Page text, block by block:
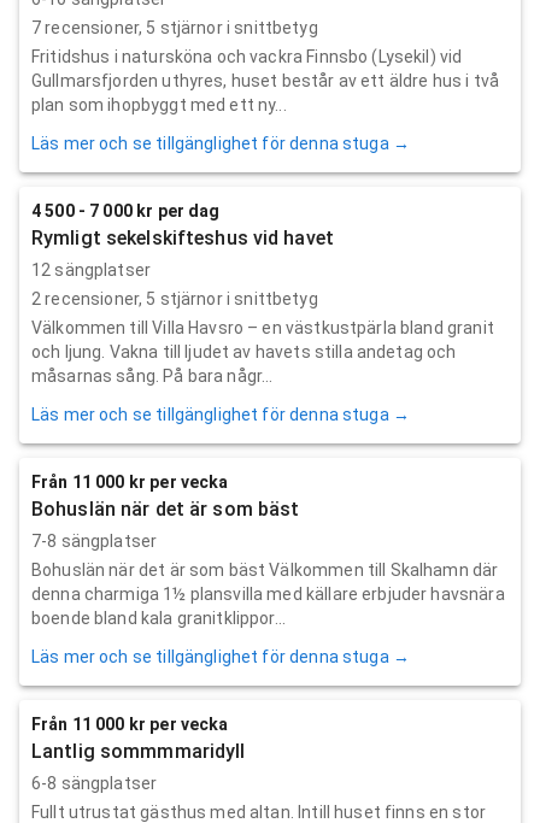
7recensioner, 5 stjärnor i snittbetyg
Fritidshus i natursköna och vackra Finnsbo (Lysekil) vid
Gullmarsfjorden uthyres, huset består av ett äldre hus i två
plan som ihopbyggt med ett ny...
Läs mer och se tillgänglighet för denna stuga →
4 500 - 7 000 kr per dag
Rymligt sekelskifteshus vid havet
12 sängplatser
2 recensioner, 5 stjärnor i snittbetyg
Välkommen till Villa Havsro – en västkustpärla bland granit
och ljung. Vakna till ljudet av havets stilla andetag och
måsarnas sång. På bara någr...
Läs mer och se tillgänglighet för denna stuga →
Från 11 000 kr per vecka
Bohuslän när det är som bäst
7-8 sängplatser
Bohuslän när det är som bäst Välkommen till Skalhamn där
denna charmiga 1½ plansvilla med källare erbjuder havsnära
boende bland kala granitklippor...
Läs mer och se tillgänglighet för denna stuga →
Från 11 000 kr per vecka
Lantlig sommmmaridyll
6-8 sängplatser
Fullt utrustat gästhus med altan. Intill huset finns en stor